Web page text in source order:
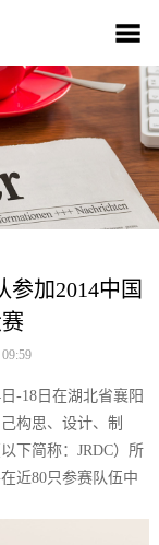
人材招聘
加2014中国
-18日在湖北省襄阳
构思、设计、制
下简称：JRDC）所
近80只参赛队伍中